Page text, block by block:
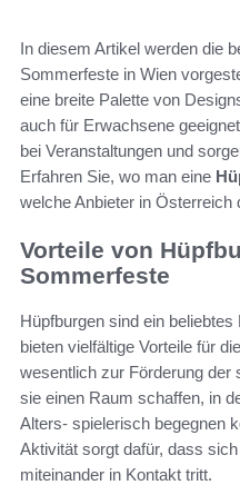
In diesem Artikel werden die
Sommerfeste in Wien
eine breite Palette von
auch für Erwachsene
bei Veranstaltungen und
Erfahren Sie, wo man eine
welche Anbieter in Österreich
Vorteile von
Sommerfeste
Hüpfburgen sind ein
bieten vielfältige Vorteile für
wesentlich zur Förderung der
sie einen Raum schaffen, in
Alters- spielerisch begegnen
Aktivität sorgt dafür, dass
miteinander in Kontakt tritt.